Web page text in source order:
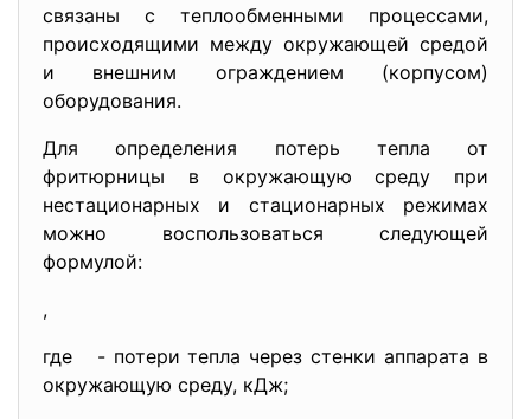
связаны с теплообменными процессами,
происходящими между окружающей средой
и внешним ограждением (корпусом)
оборудования.
Для определения потерь тепла от
фритюрницы в окружающую среду при
нестационарных и стационарных режимах
можно воспользоваться следующей
формулой:
,
где - потери тепла через стенки аппарата в
окружающую среду, кДж;